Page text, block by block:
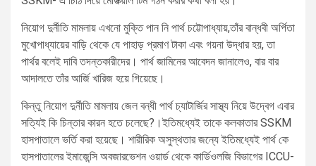
নিয়োগ দুর্নীতি মামলায় এখনো মুক্তি পান নি পার্থ চট্টোপাধ্যায়,তাঁর বান্ধবী অর্পিতা
মুখোপাধ্যায়ের বাড়ি থেকে যে পাহাড় প্রমাণ টাকা এবং গয়না উদ্ধার হয়, তা
পার্থর বলেই দাবি তদন্তকারীদের। পার্থ জামিনের আবেদন জানালেও, বার বার
আদালতে তাঁর আর্জি খারিজ হয়ে গিয়েছে।
কিন্তু নিয়োগ দুর্নীতি মামলায় জেল বন্ধী পার্থ চ্যাটার্জির সাস্থ্য নিয়ে উদ্বেগ এবার
সত্যিই কি চিন্তার কারন হতে চলেছে?।ইতিমধ্যেই তাকে কলকাতার SSKM
হাসপাতালে ভর্তি করা হয়েছে। শারীরিক অসুস্থতার জন্যে ইতিমধ্যেই পার্থ কে
হাসপাতালের ইমাজেন্সি অবজারভেশন ওয়ার্ড থেকে কার্ডিওলজি বিভাগের ICCU-